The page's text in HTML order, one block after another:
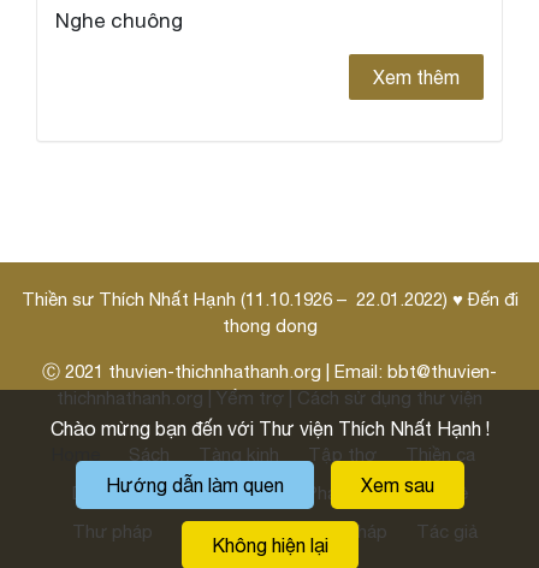
Nghe chuông
Xem thêm
Thiền sư Thích Nhất Hạnh (11.10.1926 – 22.01.2022) ♥ Đến đi
thong dong
Ⓒ 2021 thuvien-thichnhathanh.org | Email: bbt@thuvien-
thichnhathanh.org
Yểm trợ Cách sử dụng thư viện
Sách Tàng kinh Tập thơ
Thiền ca
Danh ngôn
Pháp thoại Pháp môn
Thi kệ
Thư pháp
Thư thầy Hoằng pháp Tác giả
Chào mừng bạn đến với Thư viện Thích Nhất Hạnh !
Hướng dẫn làm quen Xem sau
Không hiện lại